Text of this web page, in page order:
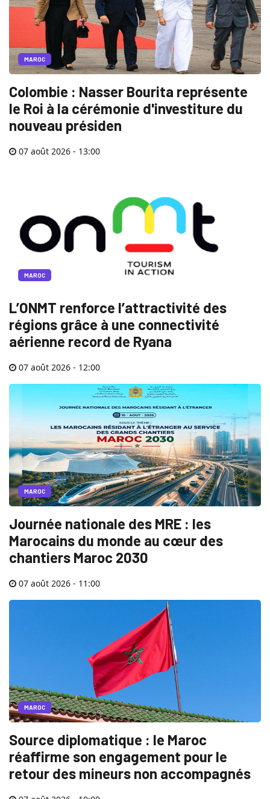
MAROC
Colombie : Nasser Bourita représente
le Roi à la cérémonie d'investiture du
nouveau présiden
07 août 2026 - 13:00
MAROC
L’ONMT renforce l’attractivité des
régions grâce à une connectivité
aérienne record de Ryana
07 août 2026 - 12:00
MAROC
Journée nationale des MRE : les
Marocains du monde au cœur des
chantiers Maroc 2030
07 août 2026 - 11:00
MAROC
Source diplomatique : le Maroc
réaffirme son engagement pour le
retour des mineurs non accompagnés